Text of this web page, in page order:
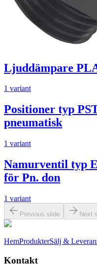
Ljuddämpare
1 variant
Positioner typ
pneumatisk
1 variant
Namurventil typ
för Pn. don
1 variant
Previous slide Next
HemProdukterSälj &
Kontakt